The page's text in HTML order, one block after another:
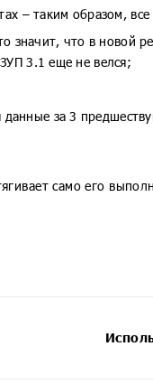
– таким образом,
значит, что в новой
3.1 еще не велся;
за 3
само его